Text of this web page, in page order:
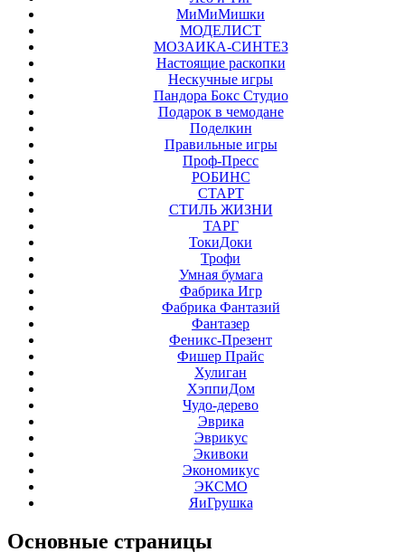
МиМиМишки
МОДЕЛИСТ
МОЗАИКА-СИНТЕЗ
Настоящие раскопки
Нескучные игры
Пандора Бокс Студио
Подарок в чемодане
Поделкин
Правильные игры
Проф-Пресс
РОБИНС
СТАРТ
СТИЛЬ ЖИЗНИ
ТАРГ
ТокиДоки
Трофи
Умная бумага
Фабрика Игр
Фабрика Фантазий
Фантазер
Феникс-Презент
Фишер Прайс
Хулиган
ХэппиДом
Чудо-дерево
Эврика
Эврикус
Экивоки
Экономикус
ЭКСМО
ЯиГрушка
Основные страницы